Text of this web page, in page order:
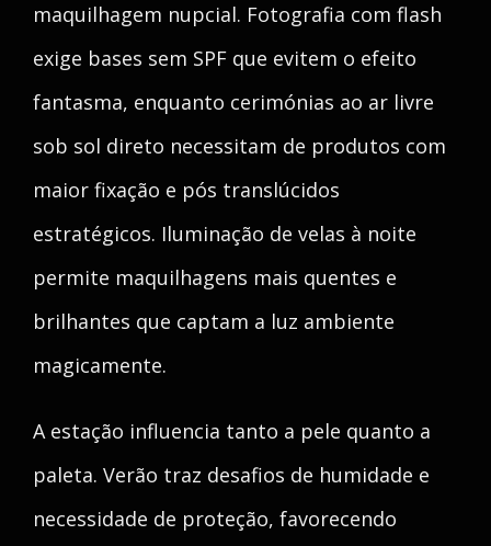
maquilhagem nupcial. Fotografia com flash
exige bases sem SPF que evitem o efeito
fantasma, enquanto cerimónias ao ar livre
sob sol direto necessitam de produtos com
maior fixação e pós translúcidos
estratégicos. Iluminação de velas à noite
permite maquilhagens mais quentes e
brilhantes que captam a luz ambiente
magicamente.
A estação influencia tanto a pele quanto a
paleta. Verão traz desafios de humidade e
necessidade de proteção, favorecendo